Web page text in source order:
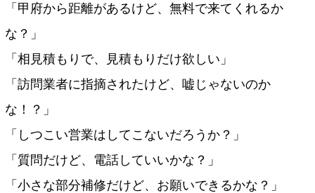
「甲府から距離があるけど、無料で来てくれるか
な？」
「相見積もりで、見積もりだけ欲しい」
「訪問業者に指摘されたけど、嘘じゃないのか
な！？」
「しつこい営業はしてこないだろうか？」
「質問だけど、電話していいかな？」
「小さな部分補修だけど、お願いできるかな？」